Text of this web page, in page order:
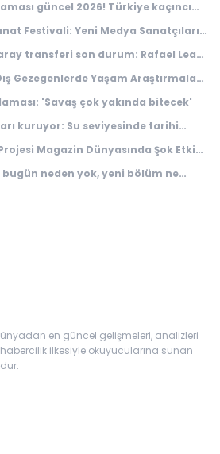
güncel 2026! Türkiye kaçıncı
Festivali: Yeni Medya Sanatçıları
transferi son durum: Rafael Leao
Gezegenlerde Yaşam Araştırmaları
'Savaş çok yakında bitecek'
kuruyor: Su seviyesinde tarihi
Magazin Dünyasında Şok Etkisi
bugün neden yok, yeni bölüm ne
en güncel gelişmeleri, analizleri
ilkesiyle okuyucularına sunan